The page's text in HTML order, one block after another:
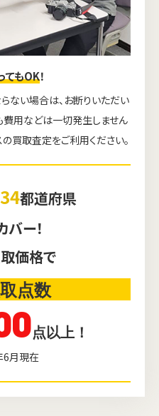
てもOK！
ない場合は、お断りいただい
費用などは一切発生しません
買取査定をご利用ください。
34都道府県
バー！
価格で
点数
点以上！
月現在